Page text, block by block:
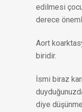
edilmesi
derece
Aort
biridir.
İsmi biraz
diye